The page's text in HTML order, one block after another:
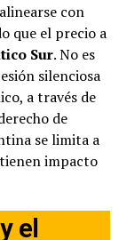
con
que el precio a
Sur. No es
silenciosa
a través de
de
se limita a
impacto
el